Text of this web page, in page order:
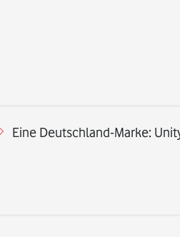
Eine Deutschland-Marke: